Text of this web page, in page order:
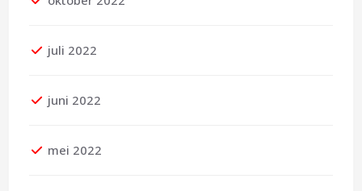
juli 2022
juni 2022
mei 2022